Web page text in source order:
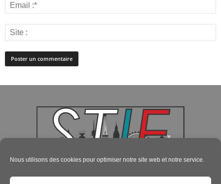
Nous utilisons des cookies pour optimiser notre site web et notre service.